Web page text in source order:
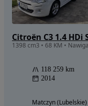
Citroën C3 1.4 HDi
1398 cm3 • 68 KM •
118 259 km
2014
Matczyn (Lubelskie)